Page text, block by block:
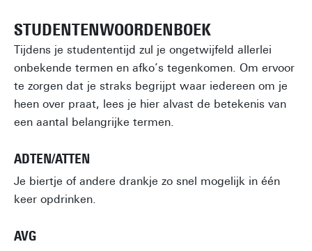
STUDENTENWOORDENBOEK
Tijdens je studententijd zul je ongetwijfeld allerlei
onbekende termen en afko’s tegenkomen. Om ervoor
te zorgen dat je straks begrijpt waar iedereen om je
heen over praat, lees je hier alvast de betekenis van
een aantal belangrijke termen.
ADTEN/ATTEN
Je biertje of andere drankje zo snel mogelijk in één
keer opdrinken.
AVG